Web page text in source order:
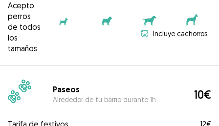
Acepto
perros
de todos
los
tamaños
Incluye cachorros
Paseos
Alrededor de tu barrio durante 1h 10€